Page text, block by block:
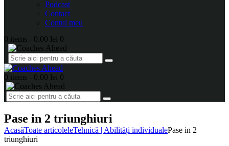
Podcast
Contact
Contul meu
0 items - 0.00 lei 0
0 items - 0.00 lei 0
Pase in 2 triunghiuri
AcasăToate articoleleTehnică | Abilități individualePase in 2
triunghiuri